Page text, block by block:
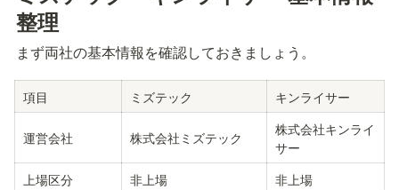
整理
まず両社の基本情報を確認しておきましょう。
項目 ミズテック キンライサー
運営会社 株式会社ミズテック
株式会社キンライ
サー
上場区分
非上場
非上場